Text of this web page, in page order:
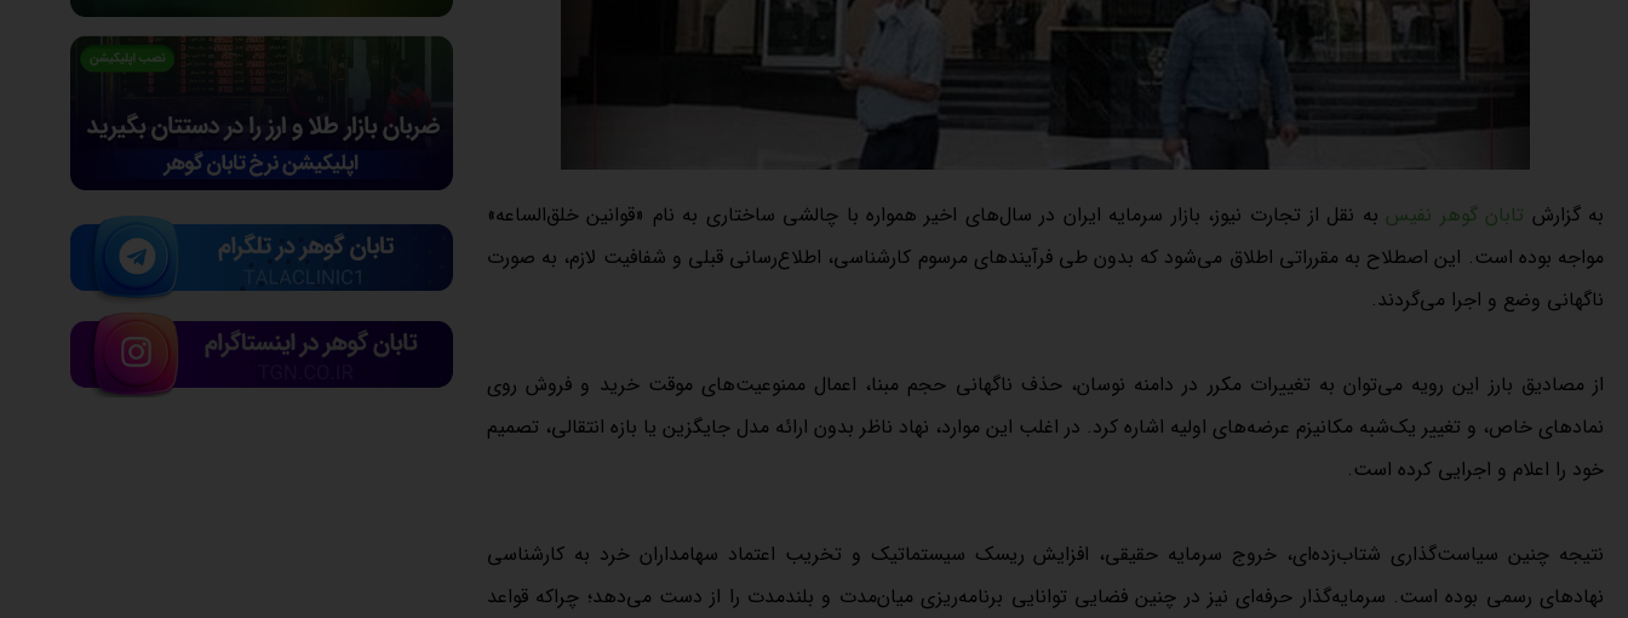
به گزارش تابان گوهر نفیس به نقل از تجارت نیوز، بازار سرمایه ایران در سال‌های اخیر همواره با چالشی ساختاری به نام «قوانین خلق‌الساعه»
مواجه بوده است. این اصطلاح به مقرراتی اطلاق می‌شود که بدون طی فرآیندهای مرسوم کارشناسی، اطلاع‌رسانی قبلی و شفافیت لازم، به صورت
ناگهانی وضع و اجرا می‌گردند.
از مصادیق بارز این رویه می‌توان به تغییرات مکرر در دامنه نوسان، حذف ناگهانی حجم مبنا، اعمال ممنوعیت‌های موقت خرید و فروش روی
نمادهای خاص، و تغییر یک‌شبه مکانیزم عرضه‌های اولیه اشاره کرد. در اغلب این موارد، نهاد ناظر بدون ارائه مدل جایگزین یا بازه انتقالی، تصمیم
خود را اعلام و اجرایی کرده است.
نتیجه چنین سیاست‌گذاری شتاب‌زد‌ه‌ای، خروج سرمایه حقیقی، افزایش ریسک سیستماتیک و تخریب اعتماد سهامداران خرد به کارشناسی
نهادهای رسمی بوده است. سرمایه‌گذار حرفه‌ای نیز در چنین فضایی توانایی برنامه‌ریزی میان‌مدت و بلند‌مدت را از دست می‌دهد؛ چراکه قواعد